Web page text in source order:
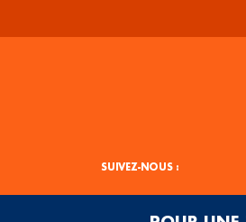
SUIVEZ-NOUS :